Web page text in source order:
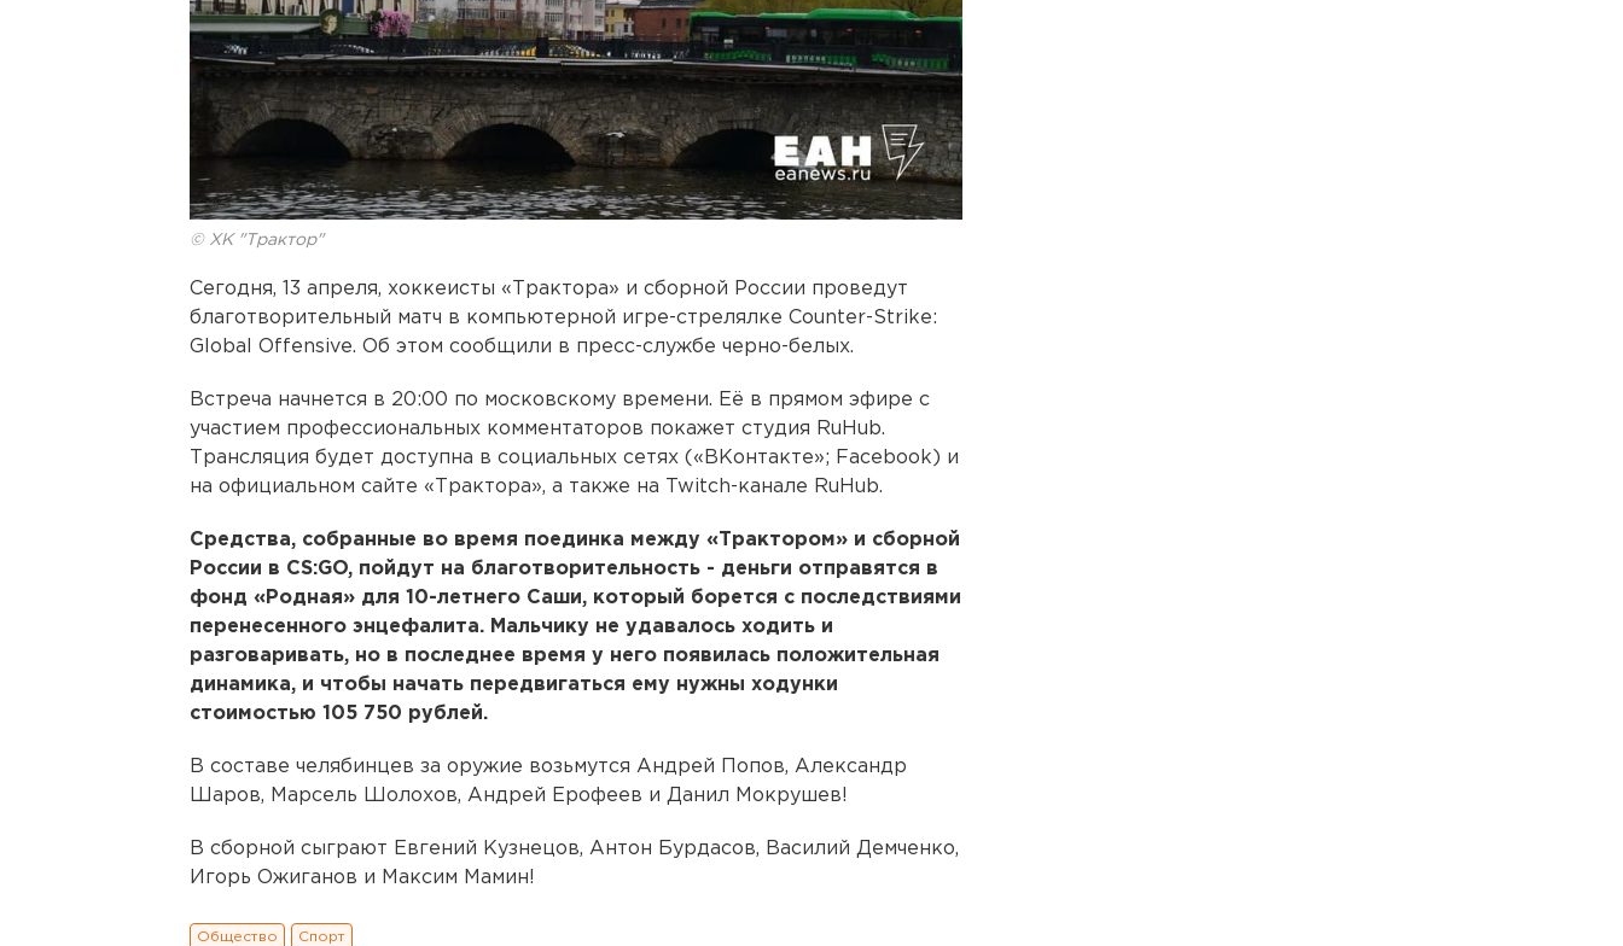
© ХК "Трактор"
Сегодня, 13 апреля, хоккеисты «Трактора» и сборной России проведут
благотворительный матч в компьютерной игре-стрелялке Counter-Strike:
Global Offensive. Об этом сообщили в пресс-службе черно-белых.
Встреча начнется в 20:00 по московскому времени. Её в прямом эфире с
участием профессиональных комментаторов покажет студия RuHub.
Трансляция будет доступна в социальных сетях («ВКонтакте»; Facebook) и
на официальном сайте «Трактора», а также на Twitch-канале RuHub.
Средства, собранные во время поединка между «Трактором» и сборной
России в CS:GO, пойдут на благотворительность - деньги отправятся в
фонд «Родная» для 10-летнего Саши, который борется с последствиями
перенесенного энцефалита. Мальчику не удавалось ходить и
разговаривать, но в последнее время у него появилась положительная
динамика, и чтобы начать передвигаться ему нужны ходунки
стоимостью 105 750 рублей.⠀
В составе челябинцев за оружие возьмутся Андрей Попов, Александр
Шаров, Марсель Шолохов, Андрей Ерофеев и Данил Мокрушев!
В сборной сыграют Евгений Кузнецов, Антон Бурдасов, Василий Демченко,
Игорь Ожиганов и Максим Мамин!
Общество Спорт